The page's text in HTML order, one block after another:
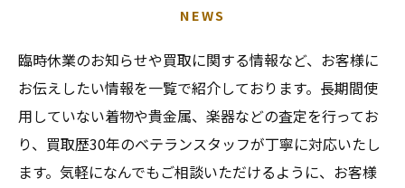
NEWS
臨時休業のお知らせや買取に関する情報など、お客様に
お伝えしたい情報を一覧で紹介しております。長期間使
用していない着物や貴金属、楽器などの査定を行ってお
り、買取歴30年のベテランスタッフが丁寧に対応いたし
ます。気軽になんでもご相談いただけるように、お客様